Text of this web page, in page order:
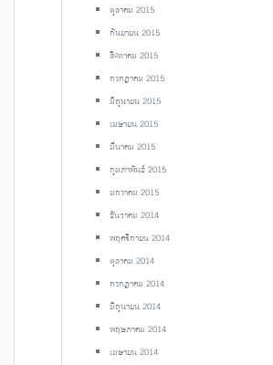
ตุลาคม 2015
กันยายน 2015
สิงหาคม 2015
กรกฎาคม 2015
มิถุนายน 2015
เมษายน 2015
มีนาคม 2015
กุมภาพันธ์ 2015
มกราคม 2015
ธันวาคม 2014
พฤศจิกายน 2014
ตุลาคม 2014
กรกฎาคม 2014
มิถุนายน 2014
พฤษภาคม 2014
เมษายน 2014